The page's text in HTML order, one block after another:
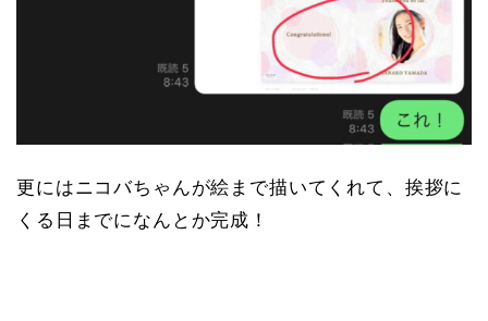
更にはニコバちゃんが絵まで描いてくれて、挨拶に
くる日までになんとか完成！